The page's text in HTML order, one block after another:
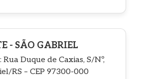
- SÃO GABRIEL
Rua Duque de Caxias, S/Nº,
RS – CEP 97300-000